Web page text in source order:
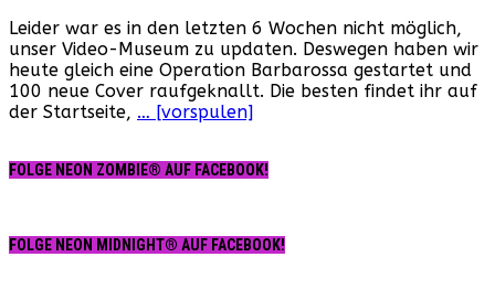
Museum.net:
massig
neue
Cover…
Leider war es in den letzten 6 Wochen nicht möglich,
unser Video-Museum zu updaten. Deswegen haben wir
heute gleich eine Operation Barbarossa gestartet und
100 neue Cover raufgeknallt. Die besten findet ihr auf
der Startseite, … [vorspulen]
FOLGE NEON ZOMBIE® AUF FACEBOOK!
FOLGE NEON MIDNIGHT® AUF FACEBOOK!